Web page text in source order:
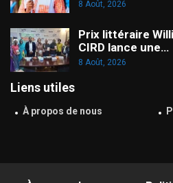
8 Août, 2026
Prix littéraire
CIRD lance une…
8 Août, 2026
Liens utiles
À propos de nous